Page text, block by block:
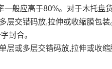
般应高于80%。对于木托盘
层交错码放,拉伸或收缩膜包装
封合。
层或多层交错码放,拉伸或收